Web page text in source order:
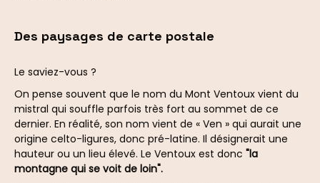
Des paysages de carte postale
Le saviez-vous ?
On pense souvent que le nom du Mont Ventoux vient du
mistral qui souffle parfois très fort au sommet de ce
dernier. En réalité, son nom vient de « Ven » qui aurait une
origine celto-ligures, donc pré-latine. Il désignerait une
hauteur ou un lieu élevé. Le Ventoux est donc "la
montagne qui se voit de loin".